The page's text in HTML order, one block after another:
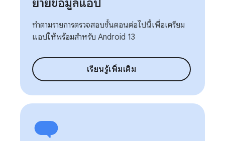
ทำตามรายการตรวจสอบขั้นตอนต่อไปนี้เพื่อเตรียม
แอปให้พร้อมสำหรับ Android 13
เรียนรู้เพิ่มเติม